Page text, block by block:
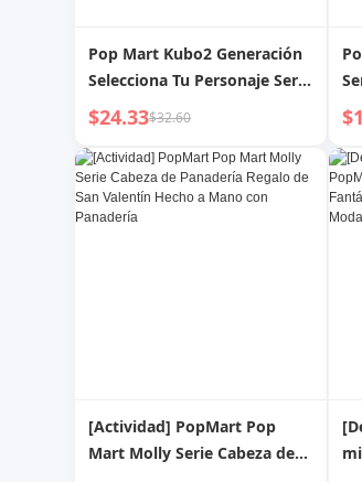
Pop Mart Kubo2 Generación
Selecciona Tu Personaje Serie
Caja Sorpresa Hecho a Mano
Moda Juego Decoración
Regalo
$24.33$32.60
[Actividad] PopMart Pop
Mart Molly Serie Cabeza de